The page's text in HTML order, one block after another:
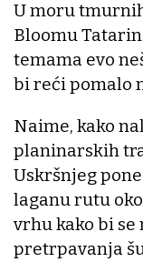
U moru
Bloomu
temama evo
bi reći pomalo
Naime, kako
planinarskih
Uskršnjeg
laganu rutu
vrhu kako bi
pretrpavanja